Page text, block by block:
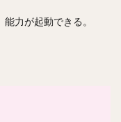
力が起動できる。